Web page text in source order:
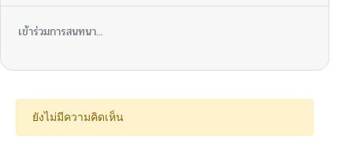
เข้าร่วมการสนทนา...
ยังไม่มีความคิดเห็น